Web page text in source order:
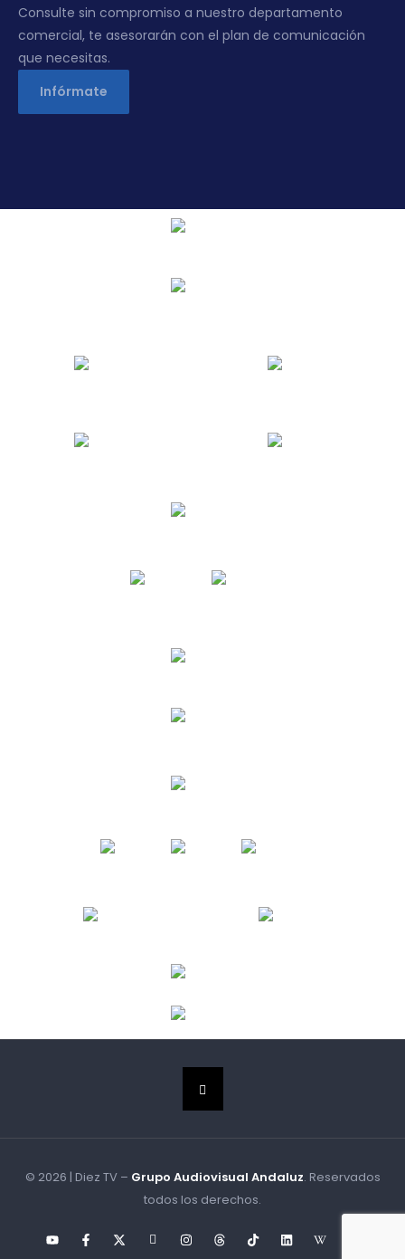
Consulte sin compromiso a nuestro departamento
comercial, te asesorarán con el plan de comunicación
que necesitas.
Infórmate
© 2026 | Diez TV – Grupo Audiovisual Andaluz. Reservados
todos los derechos.